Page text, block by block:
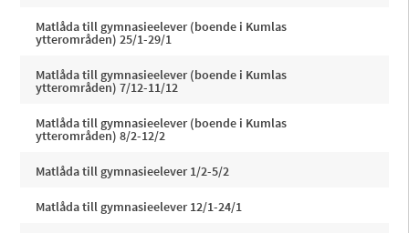
Matlåda till gymnasieelever (boende i Kumlas
ytterområden) 25/1-29/1
Matlåda till gymnasieelever (boende i Kumlas
ytterområden) 7/12-11/12
Matlåda till gymnasieelever (boende i Kumlas
ytterområden) 8/2-12/2
Matlåda till gymnasieelever 1/2-5/2
Matlåda till gymnasieelever 12/1-24/1